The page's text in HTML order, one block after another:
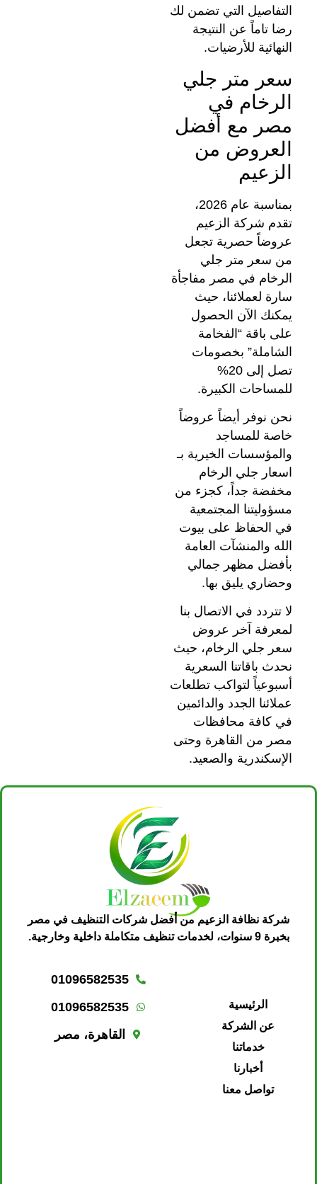
التفاصيل التي تضمن لك
رضا تاماً عن النتيجة
النهائية للأرضيات.
سعر متر جلي
الرخام في
مصر مع أفضل
العروض من
الزعيم
بمناسبة عام 2026،
تقدم شركة الزعيم
عروضاً حصرية تجعل
من سعر متر جلي
الرخام في مصر مفاجأة
سارة لعملائنا، حيث
يمكنك الآن الحصول
على باقة “الفخامة
الشاملة” بخصومات
تصل إلى 20%
للمساحات الكبيرة.
نحن نوفر أيضاً عروضاً
خاصة للمساجد
والمؤسسات الخيرية بـ
اسعار جلي الرخام
مخفضة جداً، كجزء من
مسؤوليتنا المجتمعية
في الحفاظ على بيوت
الله والمنشآت العامة
بأفضل مظهر جمالي
وحضاري يليق بها.
لا تتردد في الاتصال بنا
لمعرفة آخر عروض
سعر جلي الرخام، حيث
نحدث باقاتنا السعرية
أسبوعياً لتواكب تطلعات
عملائنا الجدد والدائمين
في كافة محافظات
مصر من القاهرة وحتى
الإسكندرية والصعيد.
شركة نظافة الزعيم من أفضل شركات التنظيف في مصر
بخبرة 9 سنوات، لخدمات تنظيف متكاملة داخلية وخارجية.
الرئيسية
عن الشركة
خدماتنا
أخبارنا
تواصل معنا
01096582535
01096582535
القاهرة، مصر